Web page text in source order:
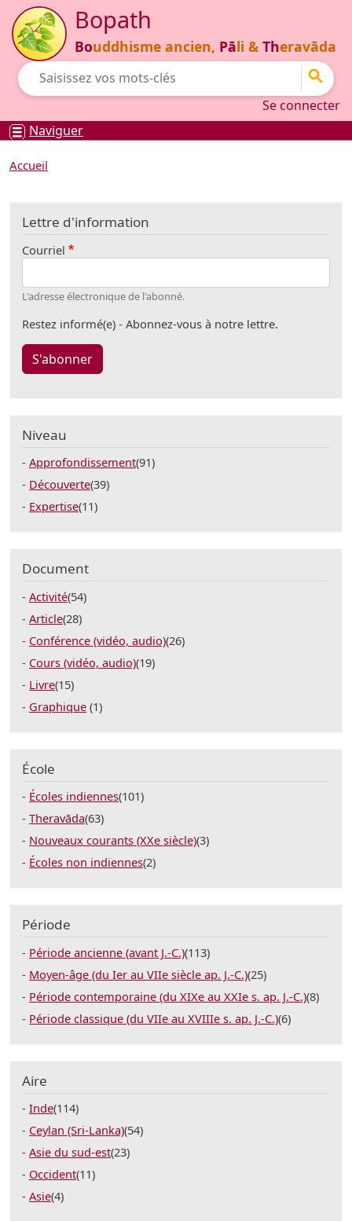
Aller au contenu principal
Bopath
Bouddhisme ancien, Pāli & Theravāda
Go
Se connecter
Naviguer
Accueil
Lettre d'information
Courriel
L'adresse électronique de l'abonné.
Restez informé(e) - Abonnez-vous à notre lettre.
S'abonner
Niveau
Approfondissement(91)
Découverte(39)
Expertise(11)
Document
Activité(54)
Article(28)
Conférence (vidéo, audio)(26)
Cours (vidéo, audio)(19)
Livre(15)
Graphique (1)
École
Écoles indiennes(101)
Theravāda(63)
Nouveaux courants (XXe siècle)(3)
Écoles non indiennes(2)
Période
Période ancienne (avant J.-C.)(113)
Moyen-âge (du Ier au VIIe siècle ap. J.-C.)(25)
Période contemporaine (du XIXe au XXIe s. ap. J.-C.)(8)
Période classique (du VIIe au XVIIIe s. ap. J.-C.)(6)
Aire
Inde(114)
Ceylan (Sri-Lanka)(54)
Asie du sud-est(23)
Occident(11)
Asie(4)